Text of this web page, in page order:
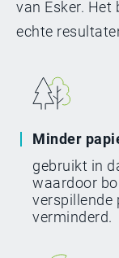
van Esker. Het
echte
Minder
gebruikt in
waardoor
verspillende
verminderd.